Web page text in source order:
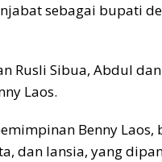
sebagai bupati
Rusli Sibua, Abdul
Laos.
Benny
dan lansia, yang